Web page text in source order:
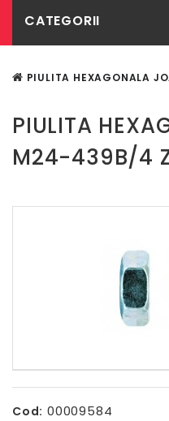
CATEGORII
PIULITA HEXAGONALA
PIULITA
M24-439B/4
Cod: 00009584